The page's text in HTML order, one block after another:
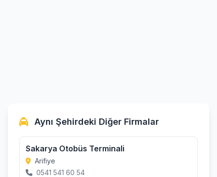
Aynı Şehirdeki Diğer Firmalar
Sakarya Otobüs Terminali
Arifiye
0541 541 60 54